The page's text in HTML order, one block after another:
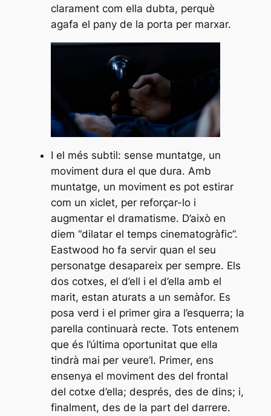
clarament com ella dubta, perquè
agafa el pany de la porta per marxar.
I el més subtil: sense muntatge, un
moviment dura el que dura. Amb
muntatge, un moviment es pot estirar
com un xiclet, per reforçar-lo i
augmentar el dramatisme. D’això en
diem “dilatar el temps cinematogràfic”.
Eastwood ho fa servir quan el seu
personatge desapareix per sempre. Els
dos cotxes, el d’ell i el d’ella amb el
marit, estan aturats a un semàfor. Es
posa verd i el primer gira a l’esquerra; la
parella continuarà recte. Tots entenem
que és l’última oportunitat que ella
tindrà mai per veure’l. Primer, ens
ensenya el moviment des del frontal
del cotxe d’ella; després, des de dins; i,
finalment, des de la part del darrere.